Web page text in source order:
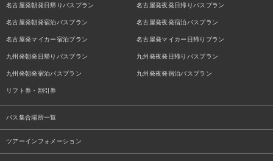
名古屋発朝発日帰りバスプラン 名古屋発夜発日帰りバスプラン
名古屋発朝発宿泊バスプラン 名古屋発夜発宿泊バスプラン
名古屋発マイカー宿泊プラン 名古屋発マイカー日帰りプラン
九州発朝発日帰りバスプラン 九州発夜発日帰りバスプラン
九州発朝発宿泊バスプラン 九州発夜発宿泊バスプラン
リフト券・割引券
バス集合場所一覧
ツアーインフォメーション